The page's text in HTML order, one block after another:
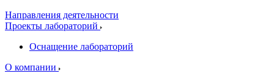
Направления деятельности
Проекты лабораторий
Оснащение лабораторий
О компании